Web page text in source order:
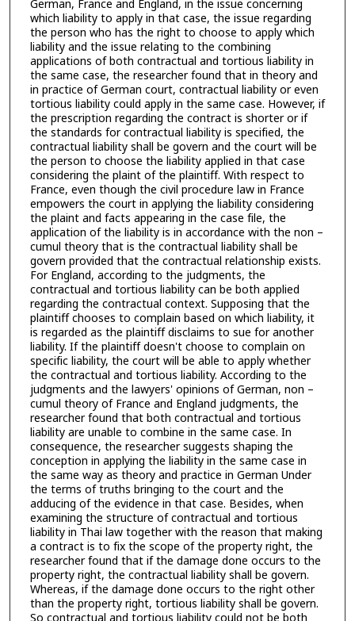
German, France and England, in the issue concerning
which liability to apply in that case, the issue regarding
the person who has the right to choose to apply which
liability and the issue relating to the combining
applications of both contractual and tortious liability in
the same case, the researcher found that in theory and
in practice of German court, contractual liability or even
tortious liability could apply in the same case. However, if
the prescription regarding the contract is shorter or if
the standards for contractual liability is specified, the
contractual liability shall be govern and the court will be
the person to choose the liability applied in that case
considering the plaint of the plaintiff. With respect to
France, even though the civil procedure law in France
empowers the court in applying the liability considering
the plaint and facts appearing in the case file, the
application of the liability is in accordance with the non –
cumul theory that is the contractual liability shall be
govern provided that the contractual relationship exists.
For England, according to the judgments, the
contractual and tortious liability can be both applied
regarding the contractual context. Supposing that the
plaintiff chooses to complain based on which liability, it
is regarded as the plaintiff disclaims to sue for another
liability. If the plaintiff doesn't choose to complain on
specific liability, the court will be able to apply whether
the contractual and tortious liability. According to the
judgments and the lawyers' opinions of German, non –
cumul theory of France and England judgments, the
researcher found that both contractual and tortious
liability are unable to combine in the same case. In
consequence, the researcher suggests shaping the
conception in applying the liability in the same case in
the same way as theory and practice in German Under
the terms of truths bringing to the court and the
adducing of the evidence in that case. Besides, when
examining the structure of contractual and tortious
liability in Thai law together with the reason that making
a contract is to fix the scope of the property right, the
researcher found that if the damage done occurs to the
property right, the contractual liability shall be govern.
Whereas, if the damage done occurs to the right other
than the property right, tortious liability shall be govern.